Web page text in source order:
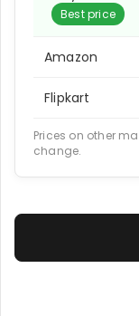
Best price
Amazon
Flipkart
Prices on other
change.